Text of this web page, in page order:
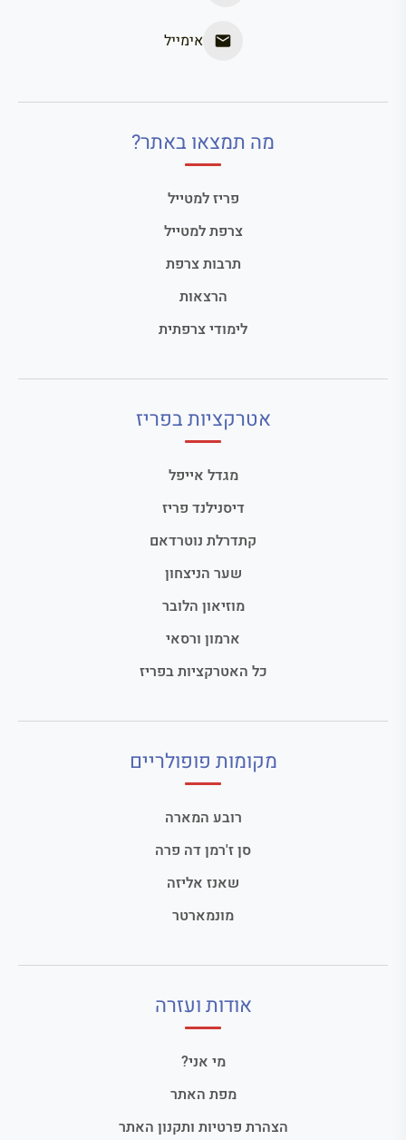
אימייל
מה תמצאו באתר?
פריז למטייל
צרפת למטייל
תרבות צרפת
הרצאות
לימודי צרפתית
אטרקציות בפריז
מגדל אייפל
דיסנילנד פריז
קתדרלת נוטרדאם
שער הניצחון
מוזיאון הלובר
ארמון ורסאי
כל האטרקציות בפריז
מקומות פופולריים
רובע המארה
סן ז'רמן דה פרה
שאנז אליזה
מונמארטר
אודות ועזרה
מי אני?
מפת האתר
הצהרת פרטיות ותקנון האתר